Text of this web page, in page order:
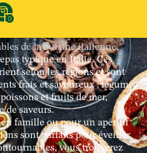
0
de la cuisine italienne,
typique en Italie. Ces
selon les régions et sont
frais et savoureux : légumes
et fruits de mer,
saveurs.
famille ou pour un apéritif
sont parfaits pour éveiller